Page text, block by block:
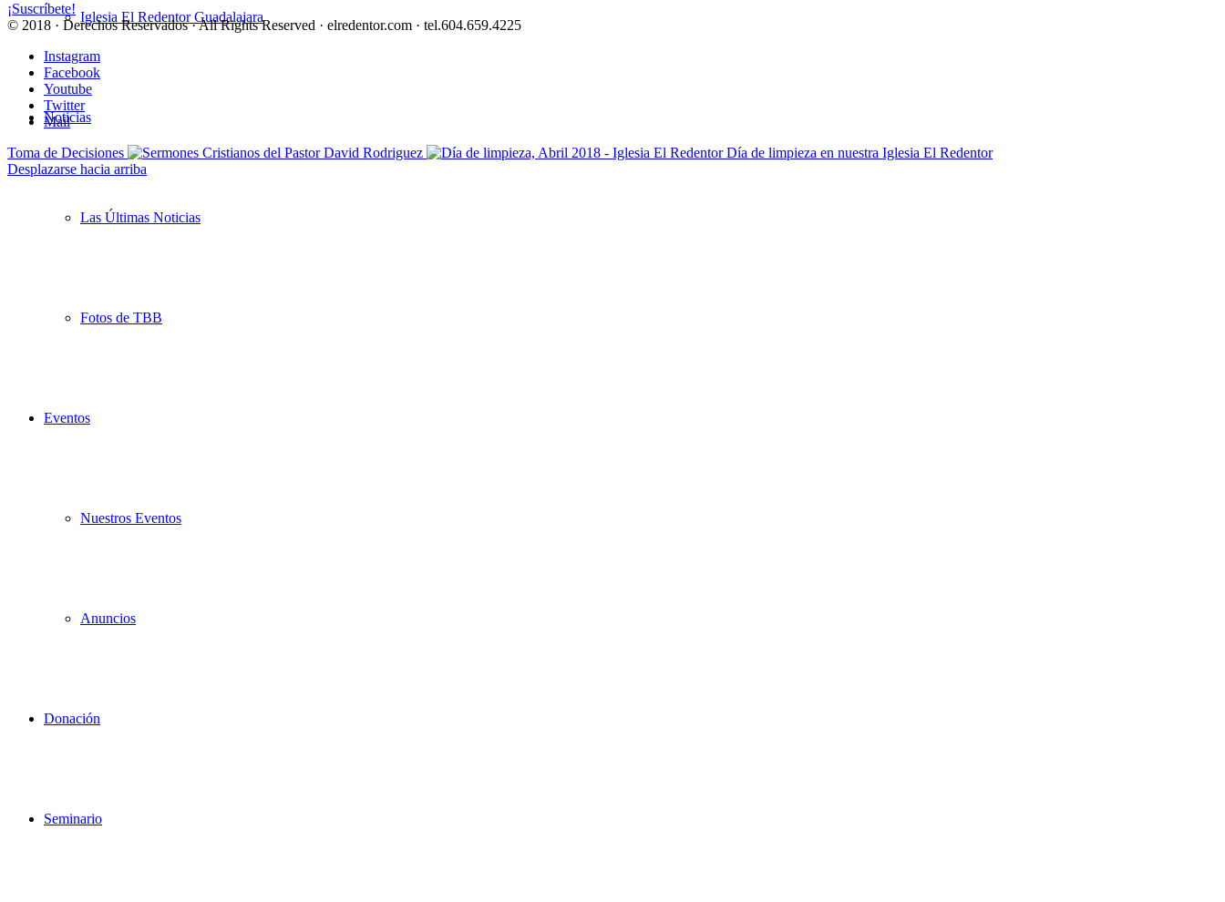
Iglesia El Redentor Guadalajara
Noticias
Las Últimas Noticias
Fotos de TBB
Eventos
Nuestros Eventos
Anuncios
Donación
Seminario
¡Suscríbete!
© 2018 · Derechos Reservados · All Rights Reserved · elredentor.com · tel.604.659.4225
Instagram
Facebook
Youtube
Twitter
Mail
Toma de Decisiones
Día de limpieza en nuestra Iglesia El Redentor
Desplazarse hacia arriba